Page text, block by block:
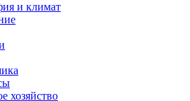
и климат
хозяйство